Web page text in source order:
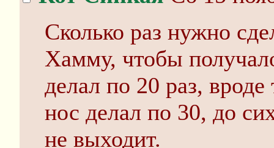
Сколько раз нужно
Хамму, чтобы
делал по 20 раз,
нос делал по 30, до
не выходит.